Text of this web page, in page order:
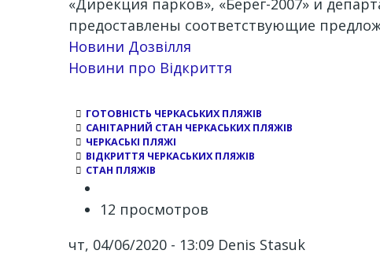
«Дирекция парков», «Берег-2007» и
предоставлены соответствующие
Новини Дозвілля
Новини про Відкриття
ГОТОВНІСТЬ ЧЕРКАСЬКИХ ПЛЯЖІВ
САНІТАРНИЙ СТАН ЧЕРКАСЬКИХ ПЛЯЖІВ
ЧЕРКАСЬКІ ПЛЯЖІ
ВІДКРИТТЯ ЧЕРКАСЬКИХ ПЛЯЖІВ
СТАН ПЛЯЖІВ
12 просмотров
чт, 04/06/2020 - 13:09 Denis Stasuk